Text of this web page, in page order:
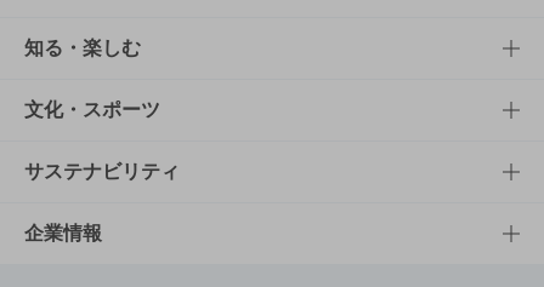
商品TOP
商品一覧
商品発売情報
栄養成分一覧
知る・楽しむ
知る・楽しむTOP
キャンペーン
工場見学
文化・スポーツ
文化・スポーツTOP
サントリーホール
サステナビリティ
サステナビリティTOP
企業情報